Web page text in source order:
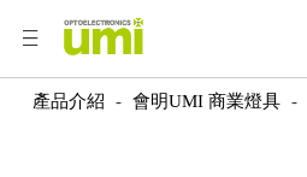
產品介紹 - 會明UMI 商業燈具 -